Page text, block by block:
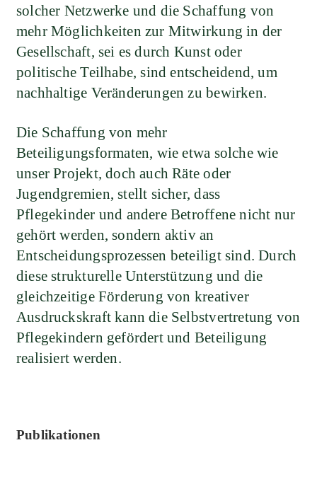
solcher Netzwerke und die Schaffung von
mehr Möglichkeiten zur Mitwirkung in der
Gesellschaft, sei es durch Kunst oder
politische Teilhabe, sind entscheidend, um
nachhaltige Veränderungen zu bewirken.
Die Schaffung von mehr
Beteiligungsformaten, wie etwa solche wie
unser Projekt, doch auch Räte oder
Jugendgremien, stellt sicher, dass
Pflegekinder und andere Betroffene nicht nur
gehört werden, sondern aktiv an
Entscheidungsprozessen beteiligt sind. Durch
diese strukturelle Unterstützung und die
gleichzeitige Förderung von kreativer
Ausdruckskraft kann die Selbstvertretung von
Pflegekindern gefördert und Beteiligung
realisiert werden.
Publikationen